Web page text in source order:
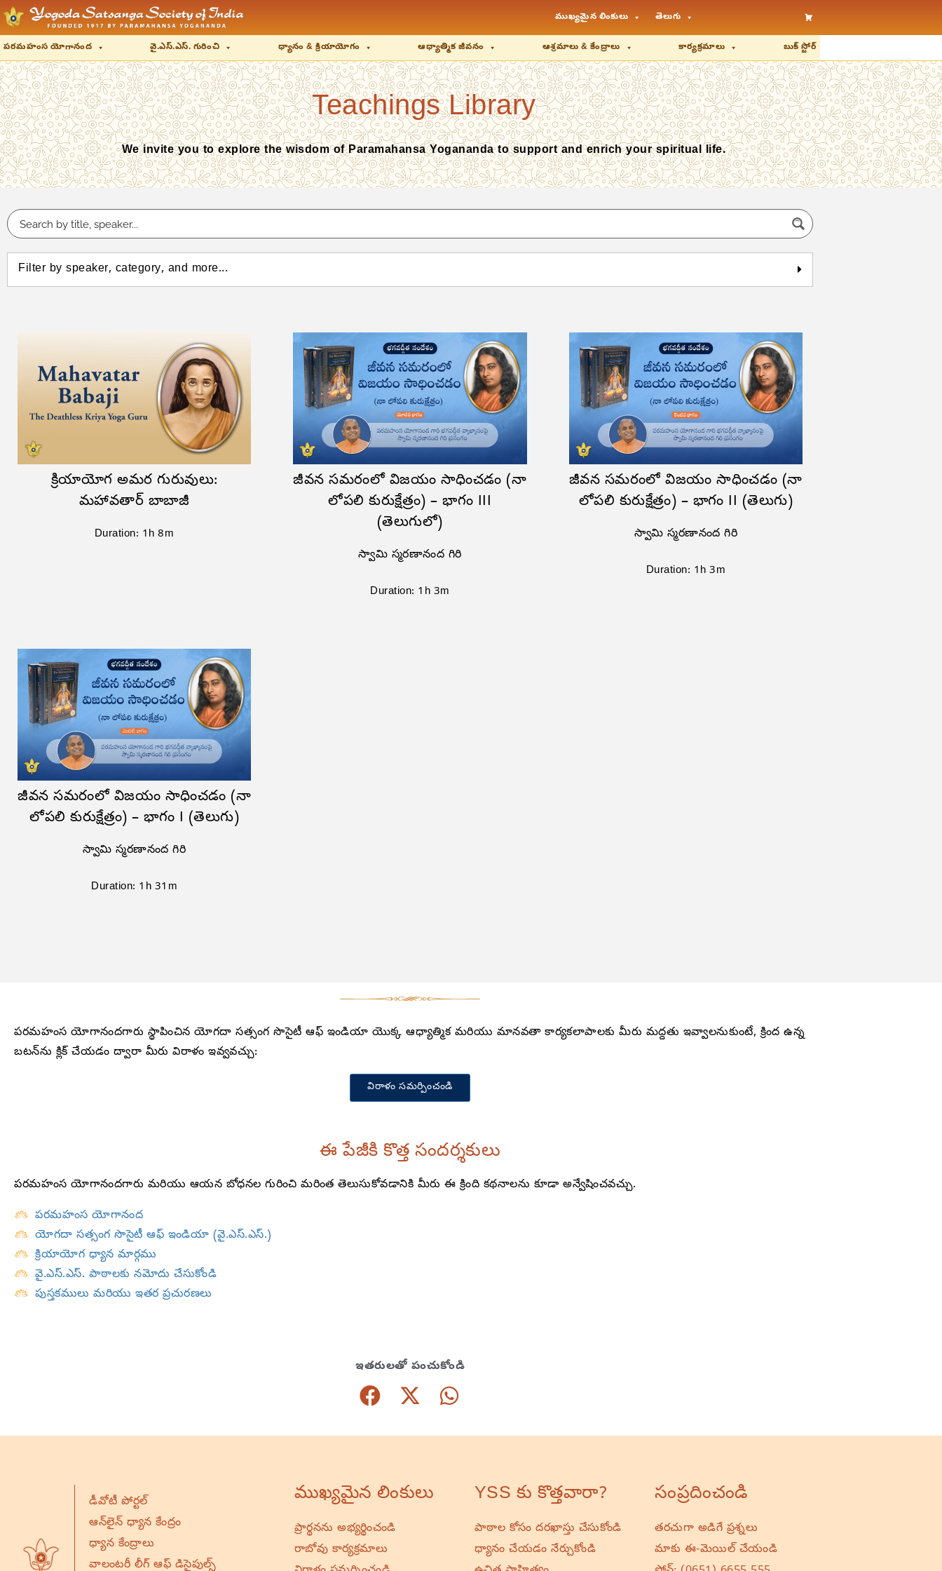
ముఖ్యమైన లింకులు తెలుగు
పరమహంస యోగానంద వై.ఎస్.ఎస్. గురించి ధ్యానం & క్రియాయోగం ఆధ్యాత్మిక జీవనం ఆశ్రమాలు & కేంద్రాలు కార్యక్రమాలు బుక్ స్టోర్
Teachings Library
We invite you to explore the wisdom of Paramahansa Yogananda to support and enrich your spiritual life.
Filter by speaker, category, and more...
క్రియాయోగ అమర గురువులు:
మహావతార్ బాబాజీ
Duration: 1h 8m
జీవన సమరంలో విజయం సాధించడం (నా
లోపలి కురుక్షేత్రం) – భాగం III
(తెలుగులో)
స్వామి స్మరణానంద గిరి
Duration: 1h 3m
జీవన సమరంలో విజయం సాధించడం (నా
లోపలి కురుక్షేత్రం) – భాగం II (తెలుగు)
స్వామి స్మరణానంద గిరి
Duration: 1h 3m
జీవన సమరంలో విజయం సాధించడం (నా
లోపలి కురుక్షేత్రం) – భాగం I (తెలుగు)
స్వామి స్మరణానంద గిరి
Duration: 1h 31m
పరమహంస యోగానందగారు స్థాపించిన యోగదా సత్సంగ సొసైటీ ఆఫ్ ఇండియా యొక్క ఆధ్యాత్మిక మరియు మానవతా కార్యకలాపాలకు మీరు మద్దతు ఇవ్వాలనుకుంటే, క్రింద ఉన్న
బటన్‌ను క్లిక్ చేయడం ద్వారా మీరు విరాళం ఇవ్వవచ్చు:
విరాళం సమర్పించండి
ఈ పేజీకి కొత్త సందర్శకులు
పరమహంస యోగానందగారు మరియు ఆయన బోధనల గురించి మరింత తెలుసుకోవడానికి మీరు ఈ క్రింది కథనాలను కూడా అన్వేషించవచ్చు.
పరమహంస యోగానంద
యోగదా సత్సంగ సొసైటీ ఆఫ్ ఇండియా (వై.ఎస్.ఎస్.)
క్రియాయోగ ధ్యాన మార్గము
వై.ఎస్.ఎస్. పాఠాలకు నమోదు చేసుకోండి
పుస్తకములు మరియు ఇతర ప్రచురణలు
ఇతరులతో పంచుకోండి
డీవోటీ పోర్టల్
ఆన్‌లైన్ ధ్యాన కేంద్రం
ధ్యాన కేంద్రాలు
వాలంటరీ లీగ్ ఆఫ్ డిసైపుల్స్
ముఖ్యమైన లింకులు
ప్రార్థనను అభ్యర్థించండి
రాబోవు కార్యక్రమాలు
YSS కు కొత్తవారా?
పాఠాల కోసం దరఖాస్తు చేసుకోండి
ధ్యానం చేయడం నేర్చుకోండి
సంప్రదించండి
తరచుగా అడిగే ప్రశ్నలు
మాకు ఈ-మెయిల్ చేయండి